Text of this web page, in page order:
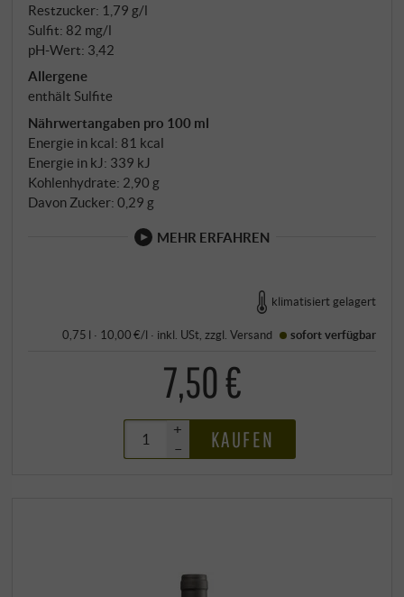
Restzucker: 1,79 g/l
Sulfit: 82 mg/l
pH-Wert: 3,42
Allergene
enthält Sulfite
Nährwertangaben pro 100 ml
Energie in kcal: 81 kcal
Energie in kJ: 339 kJ
Kohlenhydrate: 2,90 g
Davon Zucker: 0,29 g
MEHR ERFAHREN
klimatisiert gelagert
0,75 l · 10,00 €/l · inkl. USt , zzgl.Versand sofort verfügbar
7,50 €
+
–
KAUFEN